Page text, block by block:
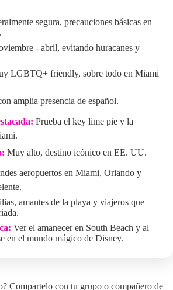
segura, precauciones básicas en
- abril, evitando huracanes y
LGBTQ+ friendly, sobre todo en Miami
amplia presencia de español.
Prueba el key lime pie y la
Muy alto, destino icónico en EE. UU.
aeropuertos en Miami, Orlando y
amantes de la playa y viajeros que
Ver el amanecer en South Beach y al
en el mundo mágico de Disney.
Compartelo con tu grupo o compañero de